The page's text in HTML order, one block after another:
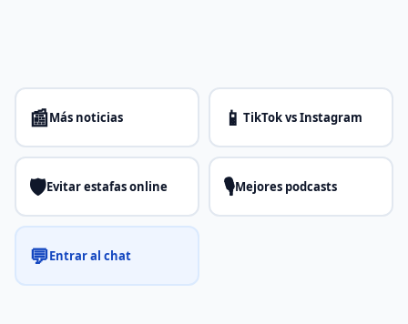
📰Más noticias 📱 TikTok vs Instagram
🛡️Evitar estafas online 🎙️Mejores podcasts
💬Entrar al chat